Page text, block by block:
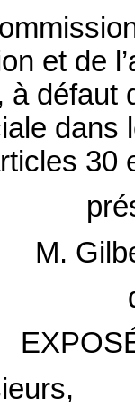
et de
défaut
dans
30
M.